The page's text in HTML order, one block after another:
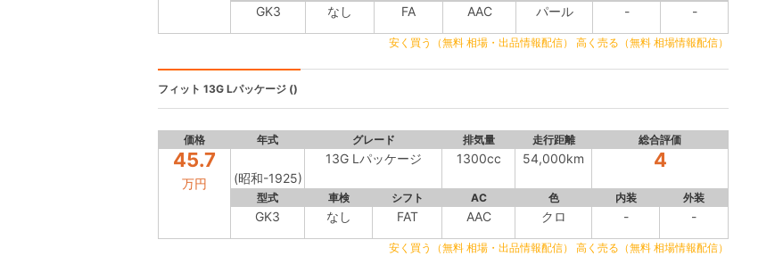
GK3 なし FA AAC パール - -
安く買う（無料 相場・出品情報配信） 高く売る（無料 相場情報配信）
フィット 13G Lパッケージ ()
価格 年式 グレード 排気量 走行距離 総合評価
45.7
万円 (昭和-1925)
13G Lパッケージ 1300cc 54,000km 4
型式 車検 シフト AC 色 内装 外装
GK3 なし FAT AAC クロ - -
安く買う（無料 相場・出品情報配信） 高く売る（無料 相場情報配信）